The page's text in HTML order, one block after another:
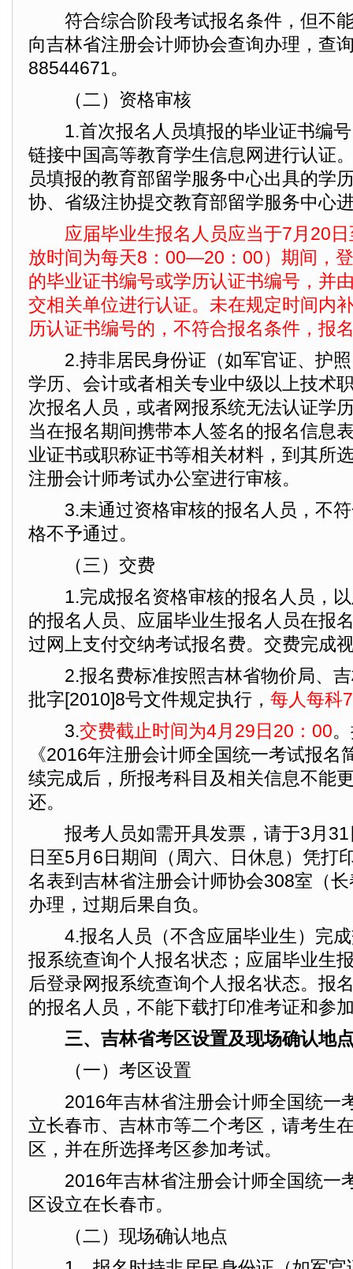
符合综合阶段考试报名条件，但不能
向吉林省注册会计师协会查询办理，查
88544671。
（二）资格审核
1.首次报名人员填报的毕业证书编号
链接中国高等教育学生信息网进行认证
员填报的教育部留学服务中心出具的学
协、省级注协提交教育部留学服务中心
应届毕业生报名人员应当于7月20
放时间为每天8：00—20：00）期间，
的毕业证书编号或学历认证书编号，并
交相关单位进行认证。未在规定时间内
历认证书编号的，不符合报名条件，报
2.持非居民身份证（如军官证、护照
学历、会计或者相关专业中级以上技术
次报名人员，或者网报系统无法认证学
当在报名期间携带本人签名的报名信息
业证书或职称证书等相关材料，到其所
注册会计师考试办公室进行审核。
3.未通过资格审核的报名人员，不符
格不予通过。
（三）交费
1.完成报名资格审核的报名人员，以
的报名人员、应届毕业生报名人员在报
过网上支付交纳考试报名费。交费完成
2.报名费标准按照吉林省物价局、吉
批字[2010]8号文件规定执行， 每人每科
3.交费截止时间为4月29日20：00
《2016年注册会计师全国统一考试报名
续完成后，所报考科目及相关信息不能
还。
报考人员如需开具发票，请于3月31
日至5月6日期间（周六、日休息）凭打
名表到吉林省注册会计师协会308室（
办理，过期后果自负。
4.报名人员（不含应届毕业生）完成
报系统查询个人报名状态；应届毕业生
后登录网报系统查询个人报名状态。报
的报名人员，不能下载打印准考证和参
三、吉林省考区设置及现场确认地
（一）考区设置
2016年吉林省注册会计师全国统一
立长春市、吉林市等二个考区，请考生
区，并在所选择考区参加考试。
2016年吉林省注册会计师全国统一
区设立在长春市。
（二）现场确认地点